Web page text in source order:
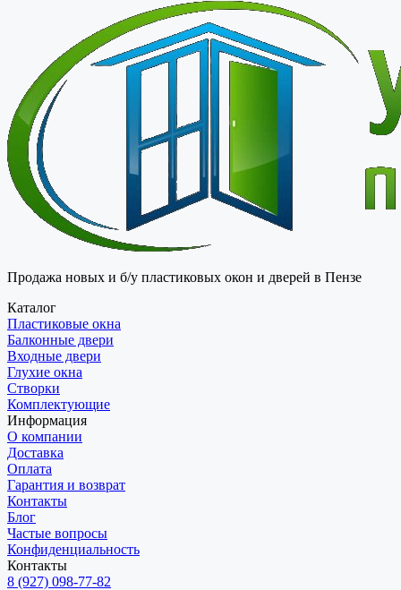
Продажа новых и б/у пластиковых окон и дверей в Пензе
Каталог
Пластиковые окна
Балконные двери
Входные двери
Глухие окна
Створки
Комплектующие
Информация
О компании
Доставка
Оплата
Гарантия и возврат
Контакты
Блог
Частые вопросы
Конфиденциальность
Контакты
8 (927) 098-77-82